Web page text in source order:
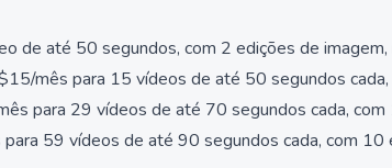
de até 50 segundos, com 2 edições de
mês para 15 vídeos de até 50 segundos
para 29 vídeos de até 70 segundos cada,
59 vídeos de até 90 segundos cada, com 10